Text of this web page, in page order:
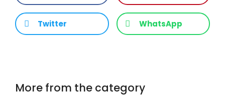
Twitter WhatsApp
More from the category